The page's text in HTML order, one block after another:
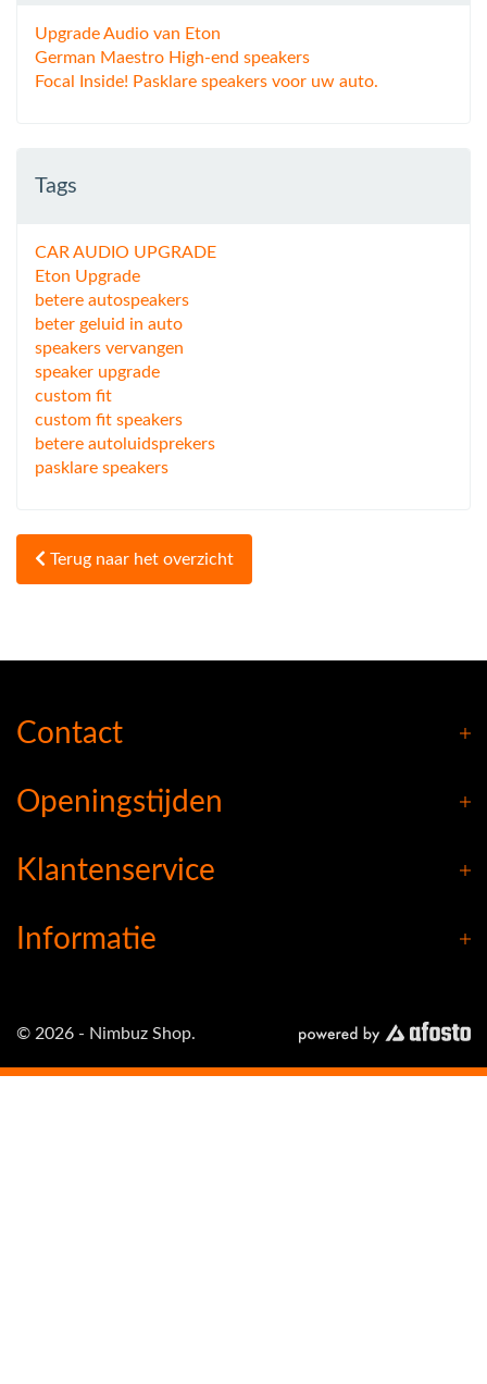
Upgrade Audio van Eton
German Maestro High-end speakers
Focal Inside! Pasklare speakers voor uw auto.
Tags
CAR AUDIO UPGRADE
Eton Upgrade
betere autospeakers
beter geluid in auto
speakers vervangen
speaker upgrade
custom fit
custom fit speakers
betere autoluidsprekers
pasklare speakers
Terug naar het overzicht
Contact
Openingstijden
Klantenservice
Informatie
© 2026 - Nimbuz Shop.